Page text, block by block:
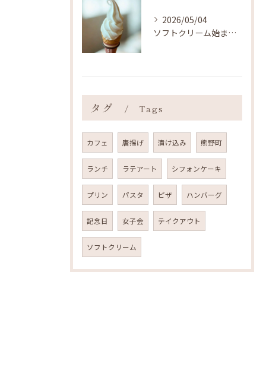
2026/05/04
ソフトクリーム始まりました ˎˊ˗
タグ Tags
カフェ 唐揚げ 漬け込み 熊野町
ランチ ラテアート シフォンケーキ
プリン パスタ ピザ ハンバーグ
記念日 女子会 テイクアウト
ソフトクリーム